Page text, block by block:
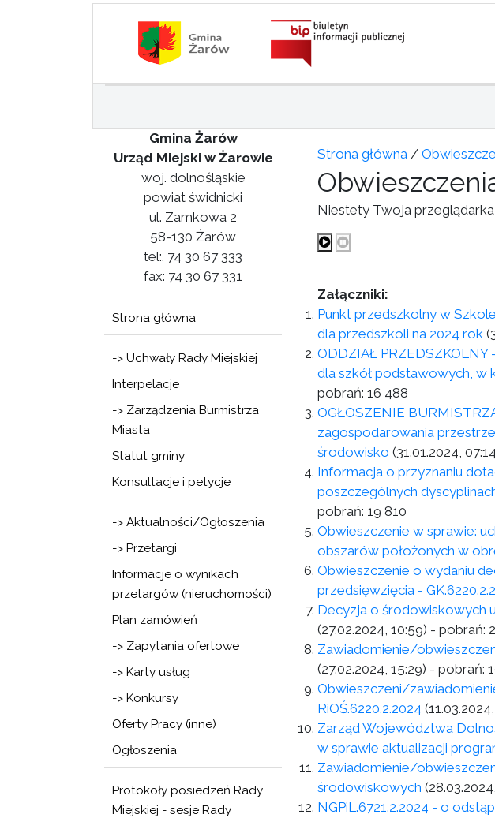
Gmina Żarów
Urząd Miejski w Żarowie
woj. dolnośląskie
powiat świdnicki
ul. Zamkowa 2
58-130 Żarów
tel:. 74 30 67 333
fax: 74 30 67 331
Strona główna
-> Uchwały Rady Miejskiej
Interpelacje
-> Zarządzenia Burmistrza
Miasta
Statut gminy
Konsultacje i petycje
-> Aktualności/Ogłoszenia
-> Przetargi
Informacje o wynikach
przetargów (nieruchomości)
Plan zamówień
-> Zapytania ofertowe
-> Karty usług
-> Konkursy
Oferty Pracy (inne)
Ogłoszenia
Protokoły posiedzeń Rady
Miejskiej - sesje Rady
Strona główna /
Niestety Twoja przeglądarka
Załączniki:
Punkt przedszkolny w
dla przedszkoli na 2024 rok
ODDZIAŁ
dla szkół podstawowych, w
pobrań: 16 488
OGŁOSZENIE
zagospodarowania
środowisko (31.01.2024,
Informacja o przyznaniu
poszczególnych
pobrań: 19 810
Obwieszczenie w sprawie:
obszarów położonych w
Obwieszczenie o wydaniu
przedsięwzięcia -
Decyzja o środowiskowych
(27.02.2024, 10:59) - pobrań:
Zawiadomienie/
(27.02.2024, 15:29) - pobrań:
Obwieszczeni/
RiOŚ.6220.2.2024
Zarząd Województwa
w sprawie aktualizacji
Zawiadomienie/
środowiskowych
NGPiL.6721.2.2024 - o